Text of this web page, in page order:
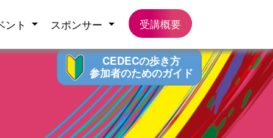
ント スポンサー 受講概要
CEDECの歩き方
参加者のためのガイド